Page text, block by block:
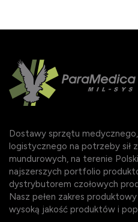
Dostawy sprzętu
logistycznego na potrzeby sił
mundurowych, na terenie
najszerszych portfolio
dystrybutorem czołowych
Nasz pełen zakres
wysoką jakość produktów i